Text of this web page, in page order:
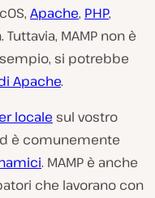
Apache, PHP,
Tuttavia, MAMP non è
si potrebbe
Apache.
locale sul vostro
è comunemente
. MAMP è anche
che lavorano con